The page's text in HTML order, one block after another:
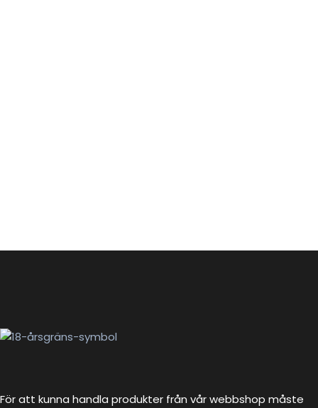
För att kunna handla produkter från vår webbshop måste